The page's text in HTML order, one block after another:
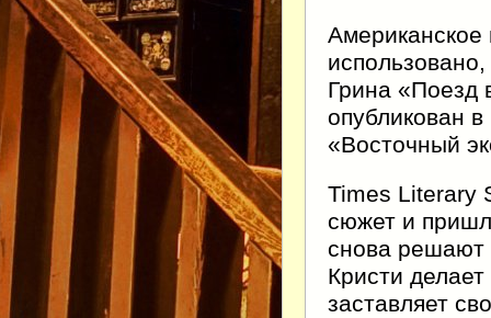
Американское
Грина «Поезд
опубликован
«Восточный
Times Literary
сюжет и
снова решают
Кристи
заставляет